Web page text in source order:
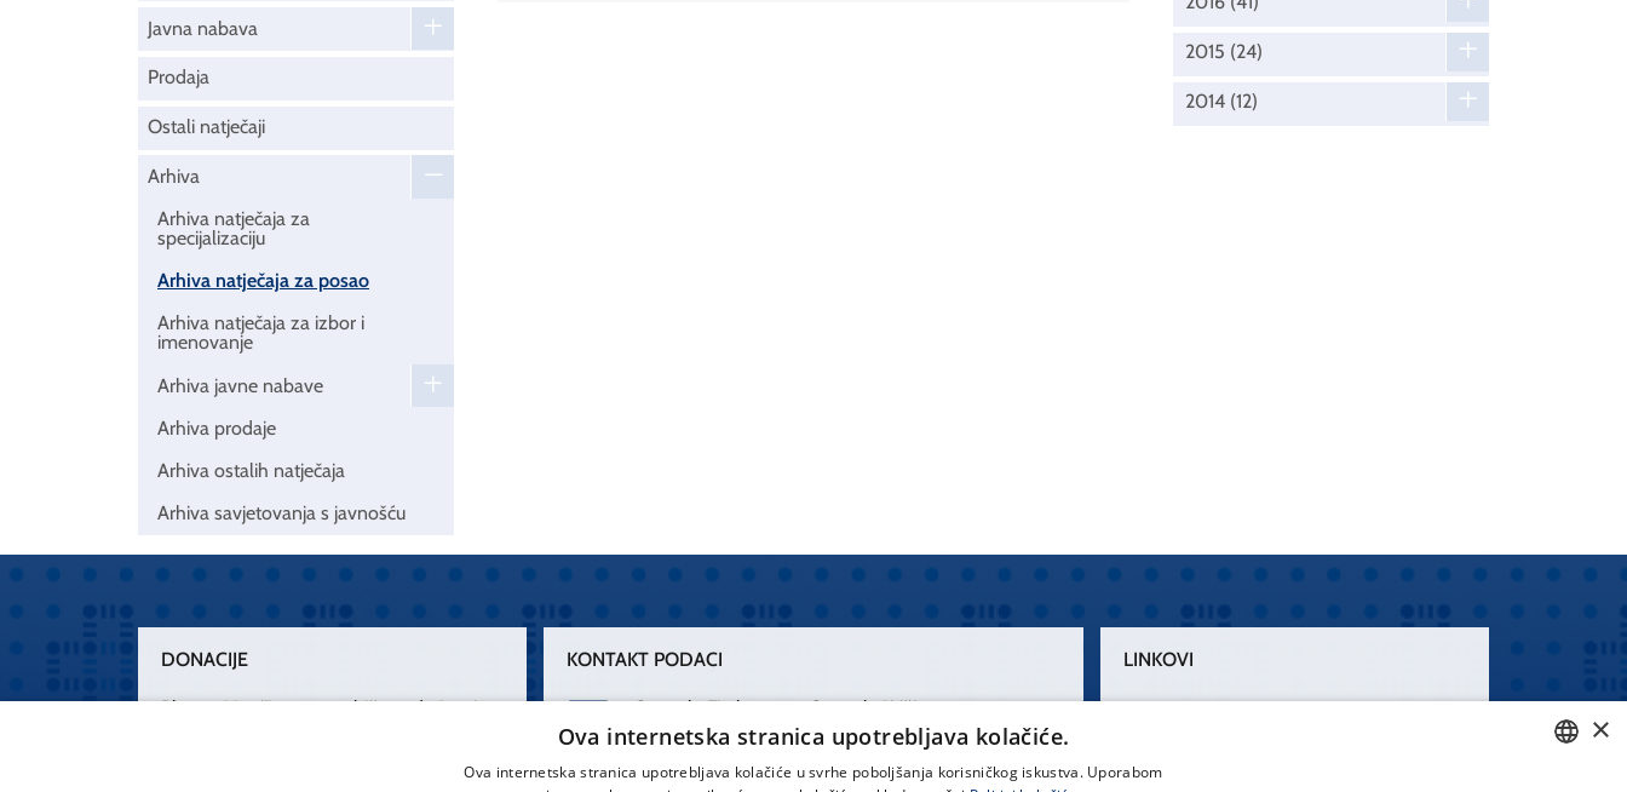
Javna nabava
Prodaja
Ostali natječaji
Arhiva
Arhiva natječaja za
specijalizaciju
Arhiva natječaja za posao
Arhiva natječaja za izbor i
imenovanje
Arhiva javne nabave
Arhiva prodaje
Arhiva ostalih natječaja
Arhiva savjetovanja s javnošću
2015 (24)
2014 (12)
DONACIJE
Plemenitim činom nesebičnog darivanja
„Zarazimo“ se dobrotom, donirajmo od
KONTAKT PODACI
Centrala Firule
021 556 111
Centrala Križine
021 557 111
LINKOVI
×
Ova internetska stranica upotrebljava kolačiće.
Ova internetska stranica upotrebljava kolačiće u svrhe poboljšanja korisničkog iskustva. Uporabom